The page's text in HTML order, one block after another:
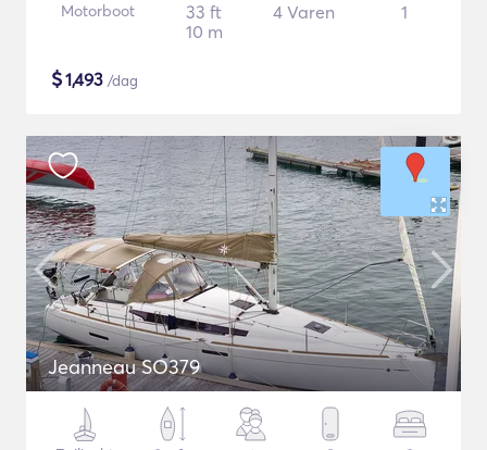
Motorboot
33 ft
10 m
4 Varen 1
$1,493 /dag
Jeanneau SO379